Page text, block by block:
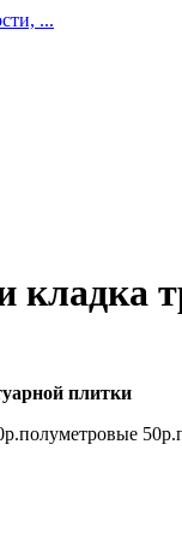
...
кладка
плитки